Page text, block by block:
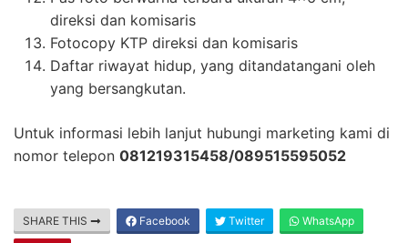
direksi dan komisaris
Fotocopy KTP direksi dan komisaris
Daftar riwayat hidup, yang ditandatangani oleh
yang bersangkutan.
Untuk informasi lebih lanjut hubungi marketing kami di
nomor telepon 081219315458/089515595052
SHARE THIS Facebook Twitter WhatsApp